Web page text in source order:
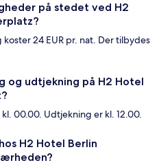
på stedet ved H2
24 EUR pr. nat. Der tilbydes
og udtjekning på H2 Hotel
00.00. Udtjekning er kl. 12.00.
H2 Hotel Berlin